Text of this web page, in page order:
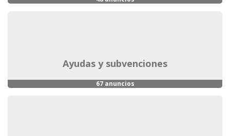
ayudas y subvenciones
67 anuncios